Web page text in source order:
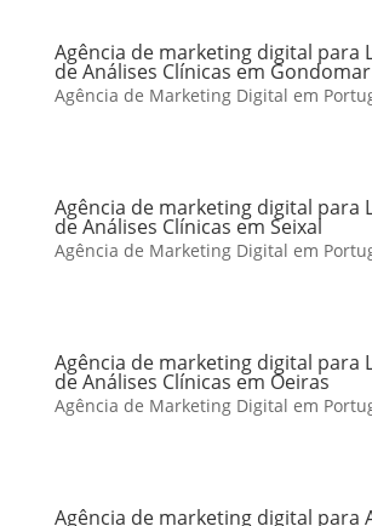
Agência de marketing digital para
de Análises Clínicas em Gondomar
Agência de Marketing Digital em
Agência de marketing digital para
de Análises Clínicas em Seixal
Agência de Marketing Digital em
Agência de marketing digital para
de Análises Clínicas em Oeiras
Agência de Marketing Digital em
Agência de marketing digital para